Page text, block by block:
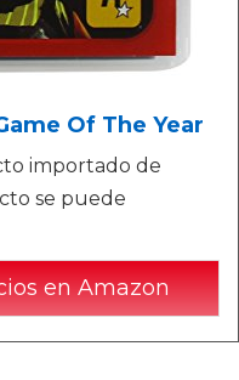
Of The Year
importado de
se puede
en Amazon